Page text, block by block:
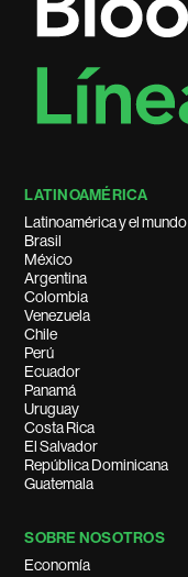
LATINOAMÉRICA
Latinoamérica y el mundo
Brasil
México
Argentina
Colombia
Venezuela
Chile
Perú
Ecuador
Panamá
Uruguay
Costa Rica
El Salvador
República Dominicana
Guatemala
SOBRE NOSOTROS
Economía